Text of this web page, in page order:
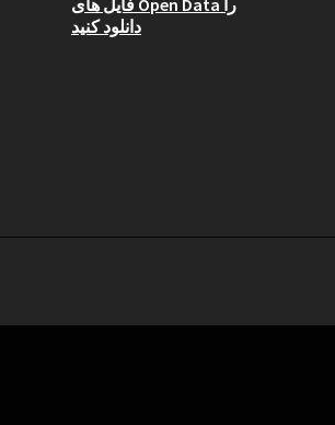
دانلود کنید